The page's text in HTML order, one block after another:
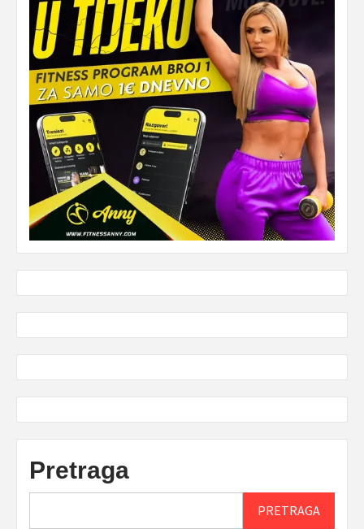
Pretraga
PRETRAGA